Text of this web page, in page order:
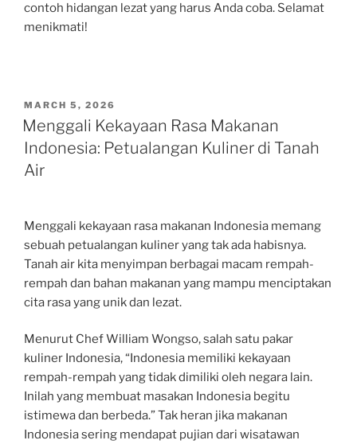
contoh hidangan lezat yang harus Anda coba. Selamat
menikmati!
POSTED
ON
MARCH 5, 2026
Menggali Kekayaan Rasa Makanan
Indonesia: Petualangan Kuliner di Tanah
Air
Menggali kekayaan rasa makanan Indonesia memang
sebuah petualangan kuliner yang tak ada habisnya.
Tanah air kita menyimpan berbagai macam rempah-
rempah dan bahan makanan yang mampu menciptakan
cita rasa yang unik dan lezat.
Menurut Chef William Wongso, salah satu pakar
kuliner Indonesia, “Indonesia memiliki kekayaan
rempah-rempah yang tidak dimiliki oleh negara lain.
Inilah yang membuat masakan Indonesia begitu
istimewa dan berbeda.” Tak heran jika makanan
Indonesia sering mendapat pujian dari wisatawan